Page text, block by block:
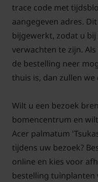
trace code met
aangegeven adres.
bijgewerkt, zodat u
verwachten te zijn.
de bestelling neer
thuis is, dan zullen
Wilt u een bezoek
bomencentrum en
Acer palmatum
tijdens uw bezoek?
online en kies voor
bestelling tuinplanten